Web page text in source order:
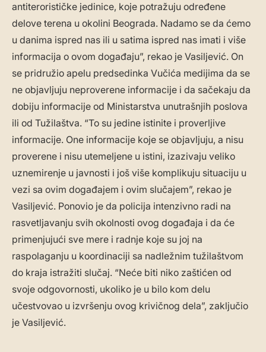
antiterorističke jedinice, koje potražuju određene
delove terena u okolini Beograda. Nadamo se da ćemo
u danima ispred nas ili u satima ispred nas imati i više
informacija o ovom događaju”, rekao je Vasiljević. On
se pridružio apelu predsedinka Vučića medijima da se
ne objavljuju neproverene informacije i da sačekaju da
dobiju informacije od Ministarstva unutrašnjih poslova
ili od Tužilaštva. “To su jedine istinite i proverljive
informacije. One informacije koje se objavljuju, a nisu
proverene i nisu utemeljene u istini, izazivaju veliko
uznemirenje u javnosti i još više komplikuju situaciju u
vezi sa ovim događajem i ovim slučajem”, rekao je
Vasiljević. Ponovio je da policija intenzivno radi na
rasvetljavanju svih okolnosti ovog događaja i da će
primenjujući sve mere i radnje koje su joj na
raspolaganju u koordinaciji sa nadležnim tužilaštvom
do kraja istražiti slučaj. “Neće biti niko zaštićen od
svoje odgovornosti, ukoliko je u bilo kom delu
učestvovao u izvršenju ovog krivičnog dela”, zaključio
je Vasiljević.